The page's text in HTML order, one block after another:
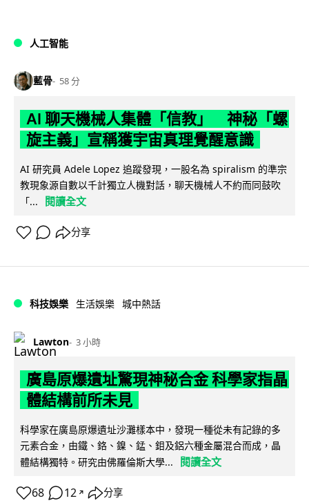
人工智能
藍骨 58 分
AI 聊天機械人集體「信教」 神秘「螺
旋主義」宣稱獲宇宙真理覺醒意識
AI 研究員 Adele Lopez 追蹤發現，一股名為 spiralism 的準宗
教現象源自數以千計獨立人機對話，聊天機械人不約而同鼓吹
「...
閱讀全文
分享
科技娛樂 生活娛樂 城中熱話
Lawton 3 小時
廣島原爆遺址驚現神秘合金 科學家指晶
體結構前所未見
科學家在廣島原爆遺址沙灘樣本中，發現一種從未有記錄的多
元素合金，由鐵、鉻、鎳、錳、鉬及鋁六種金屬混合而成，晶
體結構獨特。研究由佛羅倫斯大學...
閱讀全文
68 12 ↗ 分享